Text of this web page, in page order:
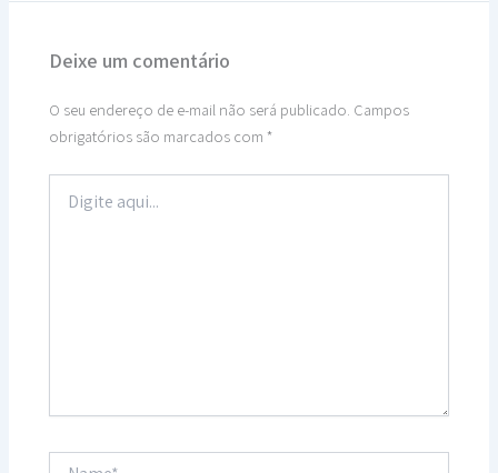
Deixe um comentário
O seu endereço de e-mail não será publicado. Campos
obrigatórios são marcados com*
aqui...